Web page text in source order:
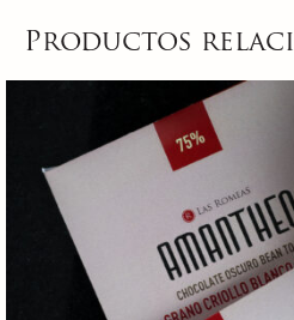
Productos